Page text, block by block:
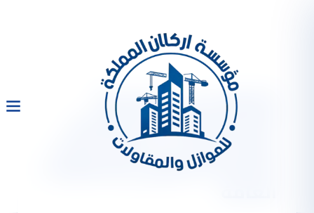
العوازل في السعودية:
أنواعها وفوائدها وأفضل
حلول العزل من شركة أركان
المملكة للعوازل والمقاولات